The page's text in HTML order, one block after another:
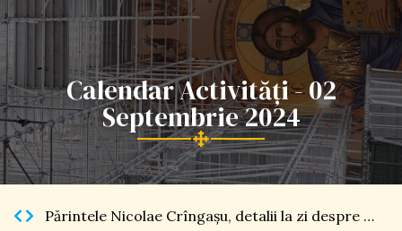
Calendar Activități - 02
Septembrie 2024
Părintele Nicolae Crîngaşu, detalii la zi despre Catedrala Naţională […]